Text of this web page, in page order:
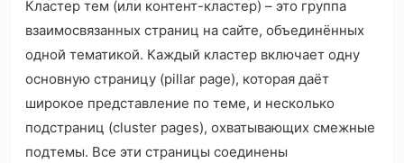
Кластер тем (или контент-кластер) – это группа
взаимосвязанных страниц на сайте, объединённых
одной тематикой. Каждый кластер включает одну
основную страницу (pillar page), которая даёт
широкое представление по теме, и несколько
подстраниц (cluster pages), охватывающих смежные
подтемы. Все эти страницы соединены